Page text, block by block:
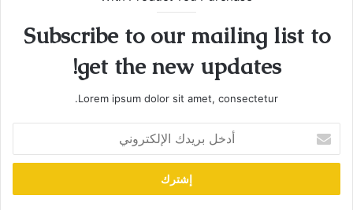
Subscribe to our mailing list to
get the new updates!
Lorem ipsum dolor sit amet, consectetur.
بريدك
الإلكتروني